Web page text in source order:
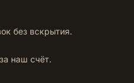
без вскрытия.
наш счёт.